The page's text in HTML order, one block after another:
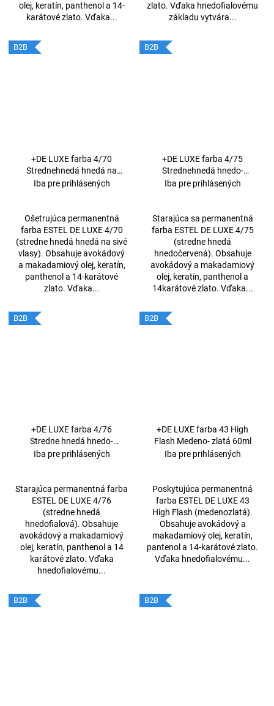
olej, keratín, panthenol a 14-
karátové zlato. Vďaka...
zlato. Vďaka hnedofialovému
základu vytvára...
B2B
+DE LUXE farba 4/70
Strednehnedá hnedá na
šedivé vlasy 60ml
Iba pre prihlásených
Ošetrujúca permanentná
farba ESTEL DE LUXE 4/70
(stredne hnedá hnedá na sivé
vlasy). Obsahuje avokádový
a makadamiový olej, keratín,
panthenol a 14-karátové
zlato. Vďaka...
B2B
+DE LUXE farba 4/75
Strednehnedá hnedo-
červená 60ml
Iba pre prihlásených
Starajúca sa permanentná
farba ESTEL DE LUXE 4/75
(stredne hnedá
hnedočervená). Obsahuje
avokádový a makadamiový
olej, keratín, panthenol a
14karátové zlato. Vďaka...
B2B
+DE LUXE farba 4/76
Stredne hnedá hnedo-
fialová 60 ml
Iba pre prihlásených
Starajúca permanentná farba
ESTEL DE LUXE 4/76
(stredne hnedá
hnedofialová). Obsahuje
avokádový a makadamiový
olej, keratín, panthenol a 14
karátové zlato. Vďaka
hnedofialovému...
B2B
+DE LUXE farba 43 High
Flash Medeno- zlatá 60ml
Iba pre prihlásených
Poskytujúca permanentná
farba ESTEL DE LUXE 43
High Flash (medenozlatá).
Obsahuje avokádový a
makadamiový olej, keratín,
pantenol a 14-karátové zlato.
Vďaka hnedofialovému...
B2B B2B